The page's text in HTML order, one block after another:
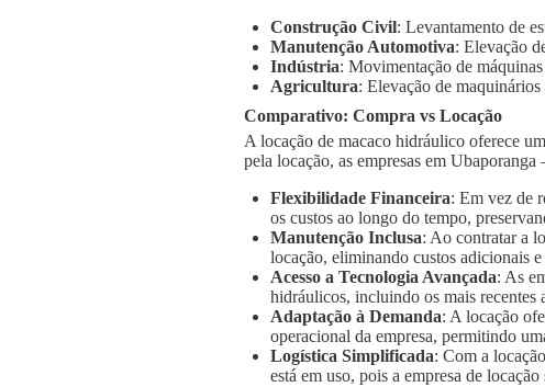
Construção Civil: Levantamento de
Manutenção Automotiva: Elevação
Indústria: Movimentação de
Agricultura: Elevação de
Comparativo: Compra vs Locação
A locação de macaco hidráulico oferece
pela locação, as empresas em
Flexibilidade Financeira: Em vez de
os custos ao longo do tempo,
Manutenção Inclusa: Ao contratar a
locação, eliminando custos adicionais
Acesso a Tecnologia Avançada: As
hidráulicos, incluindo os mais recentes
Adaptação à Demanda: A locação
operacional da empresa, permitindo
Logística Simplificada: Com a
está em uso, pois a empresa de